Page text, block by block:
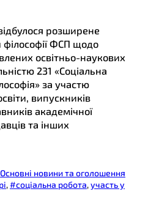
розширене
філософії ФСП щодо
освітньо-наукових
231 «Соціальна
за участю
випускників
академічної
та інших
Основні новини та оголошення
, #соціальна робота, участь у